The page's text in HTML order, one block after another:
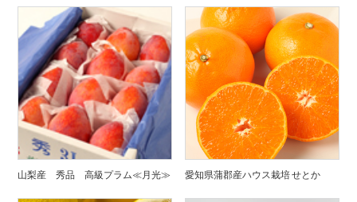
山梨産 秀品 高級プラム≪月光≫ 愛知県蒲郡産ハウス栽培 せとか